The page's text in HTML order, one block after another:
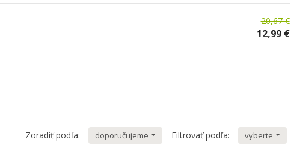
20,67 €
12,99 €
12,99 €
Zoradiť podľa: doporučujeme Filtrovať podľa: vyberte